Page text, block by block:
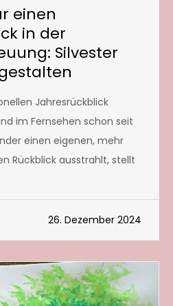
einen
in der
Silvester
Jahresrückblick
im Fernsehen schon seit
einen eigenen, mehr
Rückblick ausstrahlt, stellt
26. Dezember 2024